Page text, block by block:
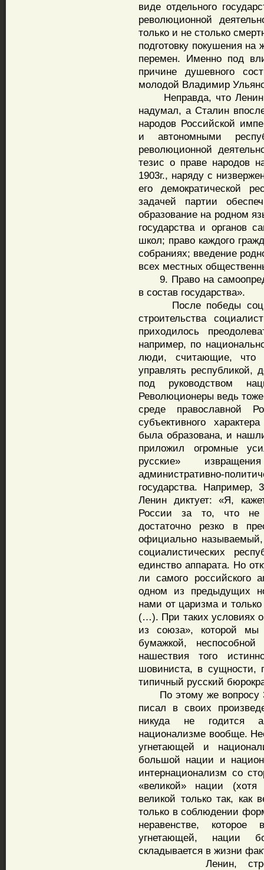
виде отдельного
революционной
только и не столько
подготовку покушения
перемен. Именно под
причине душевного
молодой Владимир
Неправда, что Ленин
надумал, а Сталин
народов Российской
и автономными
революционной
тезис о праве народов
1903г., наряду с
его демократической
задачей партии
образование на родном
государства и органов
школ; право каждого
собраниях; введение
всех местных
9. Право на
в состав государства».
После победы
строительства
приходилось
например, по
люди, считающие, что
управлять республикой,
под руководством
Революционеры ведь
среде православной
субъективного
была образована, и
приложил огромные
русские»
административно-
государства. Например,
Ленин диктует: «Я,
России за то, что не
достаточно резко в
официально
социалистических
единство аппарата. Но
ли самого российского
одном из предыдущих
нами от царизма и
(…). При таких условиях
из союза», которой мы
бумажкой,
нашествия того
шовиниста, в сущности,
типичный русский
По этому же вопросу
писал в своих
никуда не годится
национализме вообще.
угнетающей и
большой нации и
интернационализм со
«великой» нации
великой только так, как
только в соблюдении
неравенстве,
угнетающей, нации
складывается в жизни
Ленин,